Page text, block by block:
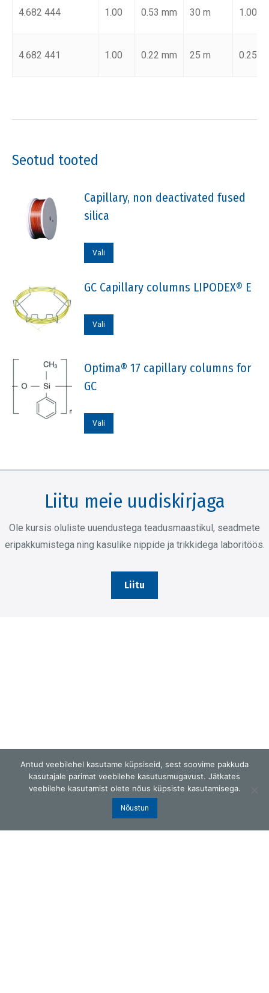
4.682 444 1.00 0.53 mm 30 m 1.00
4.682 441 1.00 0.22 mm 25 m 0.25
Seotud tooted
Capillary, non deactivated fused
silica
Vali
on
varianti.
Valikuid
teha
GC Capillary columns LIPODEX® E
Vali
mitu
Optima® 17 capillary columns for
GC
Vali
mitu
Valikuid
saab
teha
Liitu meie uudiskirjaga
Ole kursis oluliste uuendustega teadusmaastikul, seadmete
eripakkumistega ning kasulike nippide ja trikkidega laboritöös.
Liitu
G.W.Berg OÜ
Antud veebilehel kasutame küpsiseid, sest soovime pakkuda
kasutajale parimat veebilehe kasutusmugavust. Jätkates
veebilehe kasutamist olete nõus küpsiste kasutamisega.
Nõustun